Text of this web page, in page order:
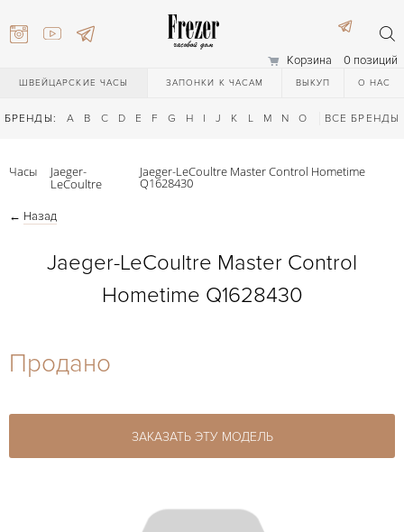
Корзина 0 позиций
ШВЕЙЦАРСКИЕ ЧАСЫ ЗАПОНКИ К ЧАСАМ ВЫКУП О НАС
БРЕНДЫ: A B C D E F G H I J K L M N O Q R S T
ВСЕ БРЕНДЫ
27-44
Часы Jaeger-
LeCoultre
Jaeger-LeCoultre Master Control Hometime
Q1628430
← Назад
Jaeger-LeCoultre Master Control
Hometime Q1628430
Продано
ЗАКАЗАТЬ ЭТУ МОДЕЛЬ